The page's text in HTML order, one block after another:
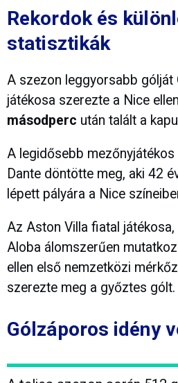
Rekordok és
statisztikák
A szezon leggyorsabb gólját
játékosa szerezte a Nice
másodperc után talált a
A legidősebb mezőnyjátékos
Dante döntötte meg, aki 42
lépett pályára a Nice
Az Aston Villa fiatal
Aloba álomszerűen
ellen első nemzetközi
szerezte meg a győztes gólt.
Gólzáporos idény